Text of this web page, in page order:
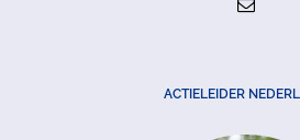
ACTIELEIDER